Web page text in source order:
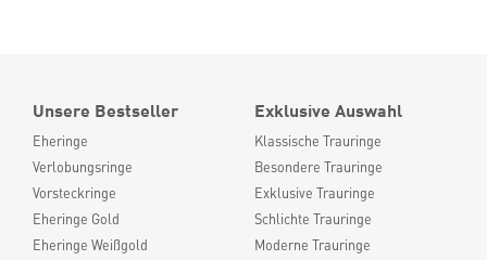
Unsere Bestseller
Eheringe
Verlobungsringe
Vorsteckringe
Eheringe Gold
Eheringe Weißgold
Exklusive Auswahl
Klassische Trauringe
Besondere Trauringe
Exklusive Trauringe
Schlichte Trauringe
Moderne Trauringe